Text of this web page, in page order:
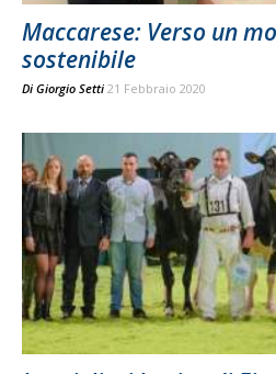
Maccarese: Verso un
sostenibile
Di Giorgio Setti 21 Febbraio 2020